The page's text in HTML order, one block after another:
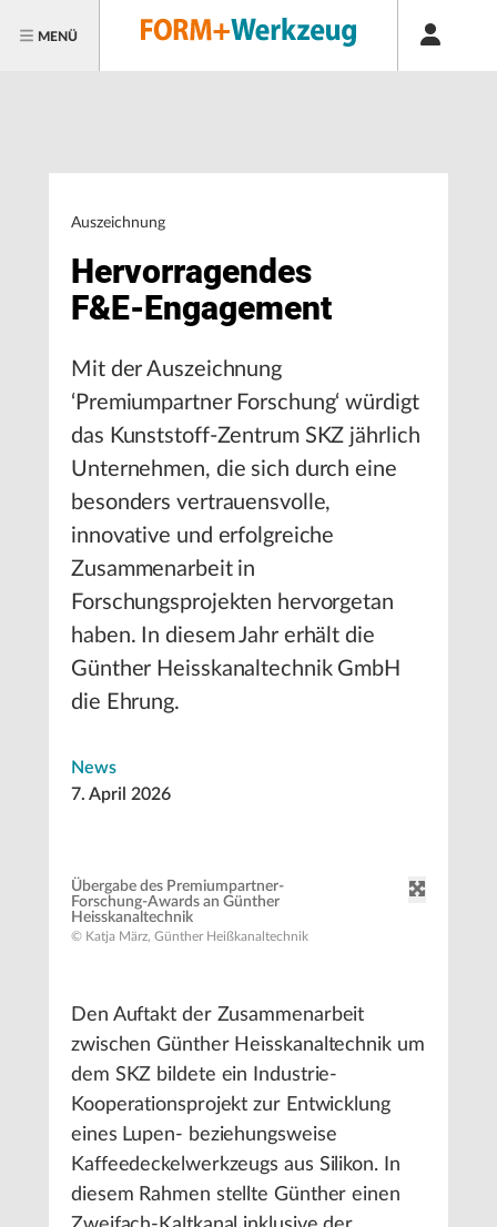
MENÜ
Auszeichnung
Hervorragendes
F&E-Engagement
Mit der Auszeichnung
‘Premiumpartner Forschung‘ würdigt
das Kunststoff-Zentrum SKZ jährlich
Unternehmen, die sich durch eine
besonders vertrauensvolle,
innovative und erfolgreiche
Zusammenarbeit in
Forschungsprojekten hervorgetan
haben. In diesem Jahr erhält die
Günther Heisskanaltechnik GmbH
die Ehrung.
News
7. April 2026
Übergabe des Premiumpartner-
Forschung-Awards an Günther
Heisskanaltechnik
© Katja März, Günther Heißkanaltechnik
Den Auftakt der Zusammenarbeit
zwischen Günther Heisskanaltechnik um
dem SKZ bildete ein Industrie-
Kooperationsprojekt zur Entwicklung
eines Lupen- beziehungsweise
Kaffeedeckelwerkzeugs aus Silikon. In
diesem Rahmen stellte Günther einen